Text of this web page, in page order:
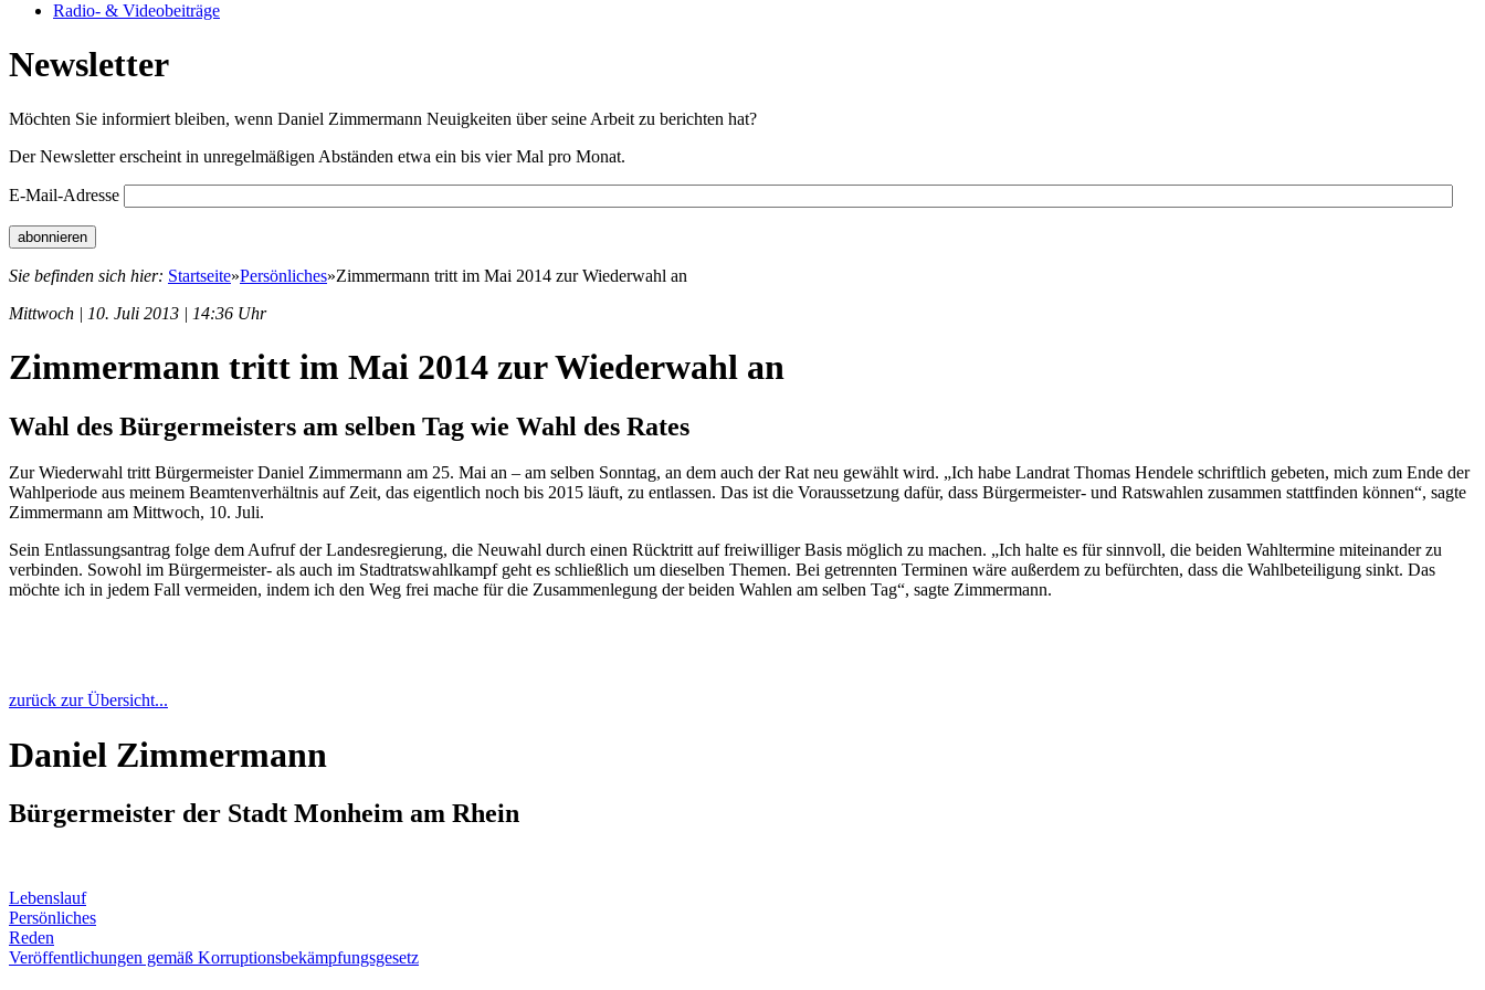
Radio- & Videobeiträge
Newsletter
Möchten Sie informiert bleiben, wenn Daniel Zimmermann Neuigkeiten über seine Arbeit zu berichten hat?
Der Newsletter erscheint in unregelmäßigen Abständen etwa ein bis vier Mal pro Monat.
E-Mail-Adresse
Sie befinden sich hier: Startseite»Persönliches»Zimmermann tritt im Mai 2014 zur Wiederwahl an
Mittwoch | 10. Juli 2013 | 14:36 Uhr
Zimmermann tritt im Mai 2014 zur Wiederwahl an
Wahl des Bürgermeisters am selben Tag wie Wahl des Rates
Zur Wiederwahl tritt Bürgermeister Daniel Zimmermann am 25. Mai an – am selben Sonntag, an dem auch der Rat neu gewählt wird. „Ich habe Landrat Thomas Hendele schriftlich gebeten, mich zum Ende der
Wahlperiode aus meinem Beamtenverhältnis auf Zeit, das eigentlich noch bis 2015 läuft, zu entlassen. Das ist die Voraussetzung dafür, dass Bürgermeister- und Ratswahlen zusammen stattfinden können“, sagte
Zimmermann am Mittwoch, 10. Juli.
Sein Entlassungsantrag folge dem Aufruf der Landesregierung, die Neuwahl durch einen Rücktritt auf freiwilliger Basis möglich zu machen. „Ich halte es für sinnvoll, die beiden Wahltermine miteinander zu
verbinden. Sowohl im Bürgermeister- als auch im Stadtratswahlkampf geht es schließlich um dieselben Themen. Bei getrennten Terminen wäre außerdem zu befürchten, dass die Wahlbeteiligung sinkt. Das
möchte ich in jedem Fall vermeiden, indem ich den Weg frei mache für die Zusammenlegung der beiden Wahlen am selben Tag“, sagte Zimmermann.
zurück zur Übersicht...
Daniel Zimmermann
Bürgermeister der Stadt Monheim am Rhein
Lebenslauf
Persönliches
Reden
Veröffentlichungen gemäß Korruptionsbekämpfungsgesetz